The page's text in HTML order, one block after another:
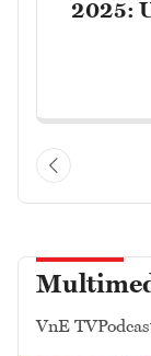
2025:
VnE TV